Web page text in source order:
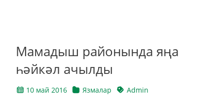
Мамадыш районында яңа
һәйкәл ачылды
10 май 2016 Язмалар Admin